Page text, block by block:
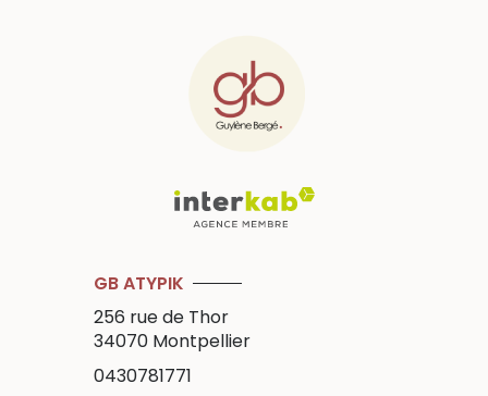
GB ATYPIK
256 rue de Thor
34070 Montpellier
0430781771